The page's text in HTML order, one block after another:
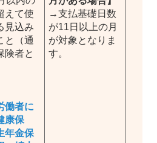
えて使
見込み
と（通
険者と
働者に
康保
年金保
→支払基礎日数
が11日以上の月
が対象となりま
す。